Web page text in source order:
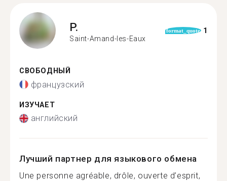
P.
Saint-Amand-les-Eaux
format_quote 1
СВОБОДНЫЙ
французский
ИЗУЧАЕТ
английский
Лучший партнер для языкового обмена
Une personne agréable, drôle, ouverte d’esprit,